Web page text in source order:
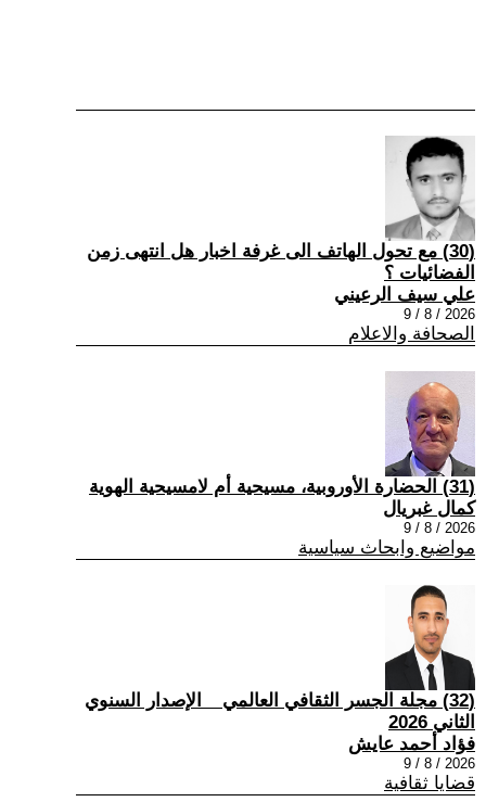
(30) مع تحول الهاتف الى غرفة اخبار هل انتهى زمن
الفضائيات ؟
علي سيف الرعيني
2026 / 8 / 9
الصحافة والاعلام
(31) الحضارة الأوروبية، مسيحية أم لامسيحية الهوية
كمال غبريال
2026 / 8 / 9
مواضيع وابحاث سياسية
(32) مجلة الجسر الثقافي العالمي _ الإصدار السنوي
الثاني 2026
فؤاد أحمد عايش
2026 / 8 / 9
قضايا ثقافية